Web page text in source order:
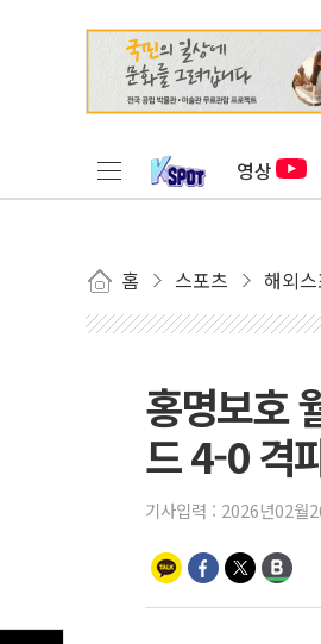
영상
홈 스포츠 해외
홍명보호
드 4-0 격
기사입력 : 2026년02월